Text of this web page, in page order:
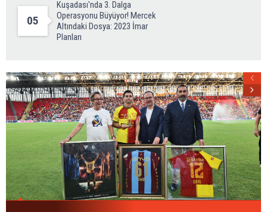
05
Kuşadası'nda 3. Dalga
Operasyonu Büyüyor! Mercek
Altındaki Dosya: 2023 İmar
Planları